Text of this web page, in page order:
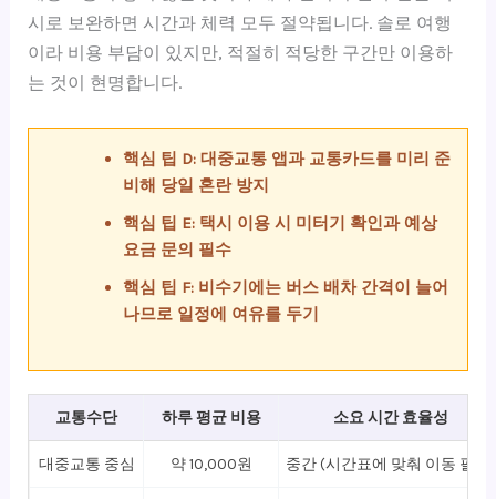
시로 보완하면 시간과 체력 모두 절약됩니다. 솔로 여행
이라 비용 부담이 있지만, 적절히 적당한 구간만 이용하
는 것이 현명합니다.
핵심 팁 D: 대중교통 앱과 교통카드를 미리 준
비해 당일 혼란 방지
핵심 팁 E: 택시 이용 시 미터기 확인과 예상
요금 문의 필수
핵심 팁 F: 비수기에는 버스 배차 간격이 늘어
나므로 일정에 여유를 두기
교통수단 하루 평균 비용 소요 시간 효율성
대중교통 중심 약 10,000원 중간 (시간표에 맞춰 이동 필요)